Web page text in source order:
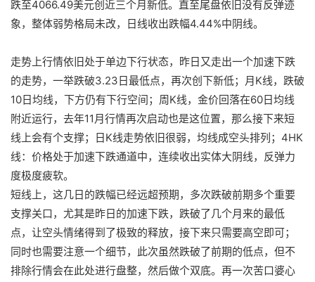
跌至4066.49美元创近三个月新低。直至尾盘依旧没有反弹迹
象，整体弱势格局未改，日线收出跌幅4.44%中阴线。
走势上行情依旧处于单边下行状态，昨日又走出一个加速下跌
的走势，一举跌破3.23日最低点，再次创下新低；月K线，跌破
10日均线，下方仍有下行空间；周K线，金价回落在60日均线
附近运行，去年11月行情再次启动也是这位置，那么接下来短
线上会有个支撑；日K线走势依旧很弱，均线成空头排列；4HK
线：价格处于加速下跌通道中，连续收出实体大阴线，反弹力
度极度疲软。
短线上，这几日的跌幅已经远超预期，多次跌破前期多个重要
支撑关口，尤其是昨日的加速下跌，跌破了几个月来的最低
点，让空头情绪得到了极致的释放，接下来只需要高空即可；
同时也需要注意一个细节，此次虽然跌破了前期的低点，但不
排除行情会在此处进行盘整，然后做个双底。再一次苦口婆心